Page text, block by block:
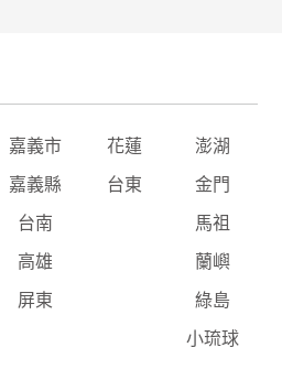
嘉義市 花蓮 澎湖
嘉義縣 台東 金門
台南 馬祖
高雄 蘭嶼
屏東 綠島
小琉球